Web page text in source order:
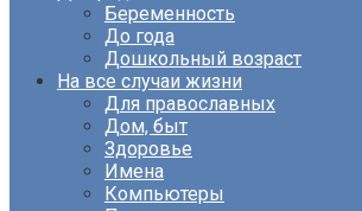
Беременность
До года
Дошкольный возраст
На все случаи жизни
Для православных
Дом, быт
Здоровье
Имена
Компьютеры